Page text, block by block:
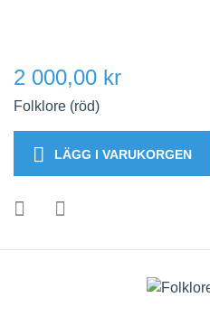
2 000,00 kr
Folklore (röd)
LÄGG I VARUKORGEN